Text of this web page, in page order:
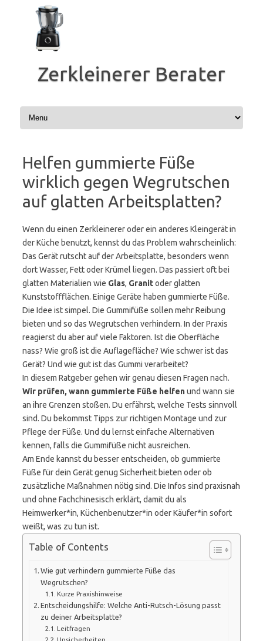
springen
Zerkleinerer Berater
Helfen gummierte Füße
wirklich gegen Wegrutschen
auf glatten Arbeitsplatten?
Wenn du einen Zerkleinerer oder ein anderes Kleingerät in
der Küche benutzt, kennst du das Problem wahrscheinlich:
Das Gerät rutscht auf der Arbeitsplatte, besonders wenn
dort Wasser, Fett oder Krümel liegen. Das passiert oft bei
glatten Materialien wie Glas, Granitoder glatten
Kunststoffflächen. Einige Geräte haben gummierte Füße.
Die Idee ist simpel. Die Gummifüße sollen mehr Reibung
bieten und so das Wegrutschen verhindern. In der Praxis
reagierst du aber auf viele Faktoren. Ist die Oberfläche
nass? Wie groß ist die Auflagefläche? Wie schwer ist das
Gerät? Und wie gut ist das Gummi verarbeitet?
In diesem Ratgeber gehen wir genau diesen Fragen nach.
Wir prüfen, wann gummierte Füße helfenund wann sie
an ihre Grenzen stoßen. Du erfährst, welche Tests sinnvoll
sind. Du bekommst Tipps zur richtigen Montage und zur
Pflege der Füße. Und du lernst einfache Alternativen
kennen, falls die Gummifüße nicht ausreichen.
Am Ende kannst du besser entscheiden, ob gummierte
Füße für dein Gerät genug Sicherheit bieten oder ob
zusätzliche Maßnahmen nötig sind. Die Infos sind praxisnah
und ohne Fachchinesisch erklärt, damit du als
Heimwerker*in, Küchenbenutzer*in oder Käufer*in sofort
weißt, was zu tun ist.
Table of Contents
Wie gut verhindern gummierte Füße das
Wegrutschen?
Kurze Praxishinweise
Entscheidungshilfe: Welche Anti-Rutsch-Lösung passt
zu deiner Arbeitsplatte?
Leitfragen
Unsicherheiten